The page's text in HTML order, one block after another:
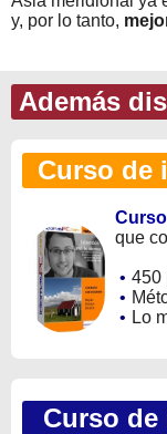
y, por lo tanto,
Además
Curso de
que
• 450
•
• Lo
Curso de